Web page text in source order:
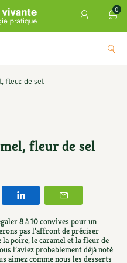
0
fleur de sel
fleur de sel
8 à 10 convives pour un
pas l’affront de préciser
la poire, le caramel et la fleur de
l’aviez probablement déjà noté
aimez comme nous les desserts
5,00